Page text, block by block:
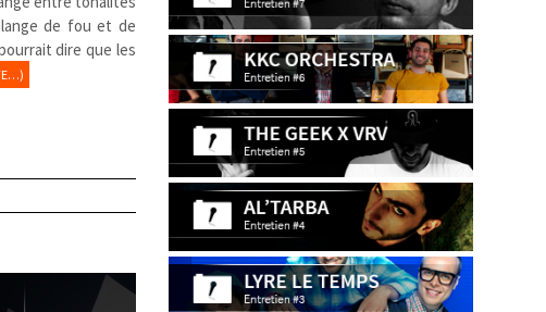
de fou et de
dire que les